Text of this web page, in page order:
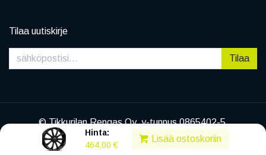
Hinta:
464,00 €
Lisää ostoskoriin
Tilaa uutiskirje
Tilaa
© Tikkurilan Rengas Oy, y-tunnus 0865402-5
|Tietosuojaseloste